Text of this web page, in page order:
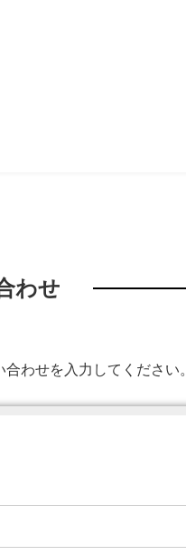
わせ
わせを入力してください。